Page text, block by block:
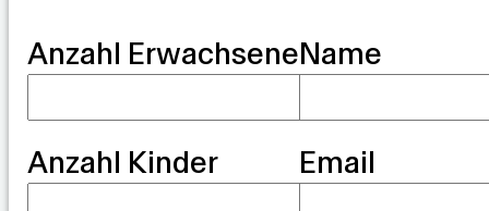
Anzahl Erwachsene
Anzahl Kinder
Name
Email
G
r